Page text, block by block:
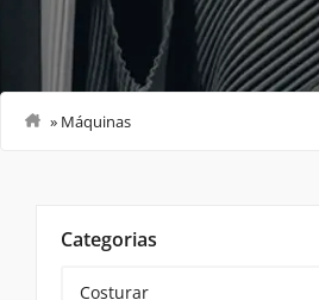
» Máquinas
Categorias